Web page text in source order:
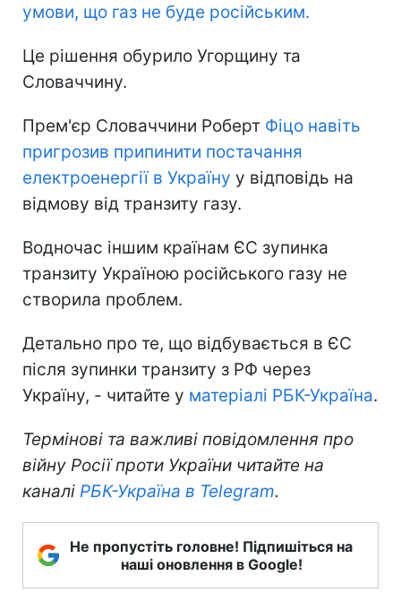
умови, що газ не буде російським.
Це рішення обурило Угорщину та
Словаччину.
Прем'єр Словаччини Роберт Фіцо навіть
пригрозив припинити постачання
електроенергії в Україну у відповідь на
відмову від транзиту газу.
Водночас іншим країнам ЄС зупинка
транзиту Україною російського газу не
створила проблем.
Детально про те, що відбувається в ЄС
після зупинки транзиту з РФ через
Україну, - читайте у матеріалі РБК-Україна.
Термінові та важливі повідомлення про
війну Росії проти України читайте на
каналі РБК-Україна в Telegram.
Не пропустіть головне! Підпишіться на
наші оновлення в Google!